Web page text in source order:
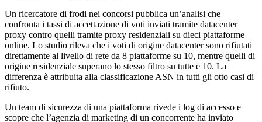
Un ricercatore di frodi nei concorsi pubblica un’analisi che
confronta i tassi di accettazione di voti inviati tramite datacenter
proxy contro quelli tramite proxy residenziali su dieci piattaforme
online. Lo studio rileva che i voti di origine datacenter sono rifiutati
direttamente al livello di rete da 8 piattaforme su 10, mentre quelli di
origine residenziale superano lo stesso filtro su tutte e 10. La
differenza è attribuita alla classificazione ASN in tutti gli otto casi di
rifiuto.
Un team di sicurezza di una piattaforma rivede i log di accesso e
scopre che l’agenzia di marketing di un concorrente ha inviato